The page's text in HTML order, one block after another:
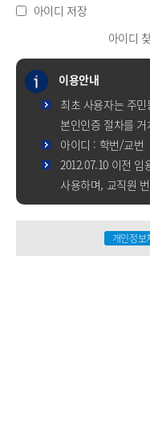
아이디 저장
아이디
이용안내
최초 사용자는 주
본인인증 절차를
아이디 : 학번/교번
2012.07.10 이전
사용하며, 교직원
개인정보